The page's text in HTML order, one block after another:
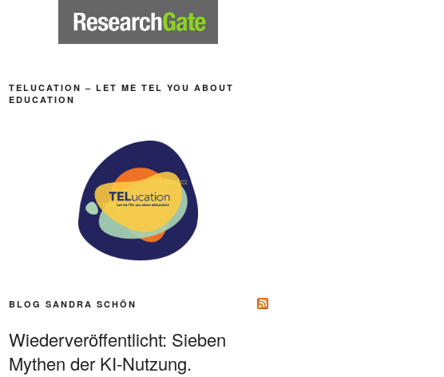
TELUCATION – LET ME TEL YOU ABOUT
EDUCATION
BLOG SANDRA SCHÖN
Wiederveröffentlicht: Sieben
Mythen der KI-Nutzung.